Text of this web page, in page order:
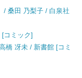
/ 桑田 乃梨子 / 白泉社
コミック]
橋 冴未 / 新書館 [コミ